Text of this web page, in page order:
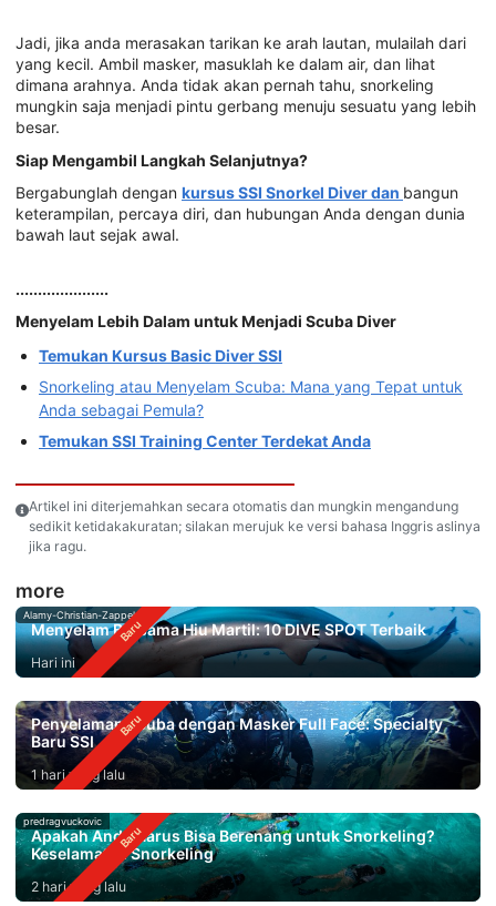
Jadi, jika anda merasakan tarikan ke arah lautan, mulailah dari
yang kecil. Ambil masker, masuklah ke dalam air, dan lihat
dimana arahnya. Anda tidak akan pernah tahu, snorkeling
mungkin saja menjadi pintu gerbang menuju sesuatu yang lebih
besar.
Siap Mengambil Langkah Selanjutnya?
Bergabunglah dengan kursus SSI Snorkel Diver dan bangun
keterampilan, percaya diri, dan hubungan Anda dengan dunia
bawah laut sejak awal.
.....................
Menyelam Lebih Dalam untuk Menjadi Scuba Diver
Temukan Kursus Basic Diver SSI
Snorkeling atau Menyelam Scuba: Mana yang Tepat untuk
Anda sebagai Pemula?
Temukan SSI Training Center Terdekat Anda
Artikel ini diterjemahkan secara otomatis dan mungkin mengandung
sedikit ketidakakuratan; silakan merujuk ke versi bahasa Inggris aslinya
jika ragu.
more
Alamy-Christian-Zappel
Menyelam Bersama Hiu Martil: 10 DIVE SPOT Terbaik
Hari ini
Penyelaman Scuba dengan Masker Full Face: Specialty
Baru SSI
1 hari yang lalu
predragvuckovic
Apakah Anda Harus Bisa Berenang untuk Snorkeling?
Keselamatan Snorkeling
2 hari yang lalu